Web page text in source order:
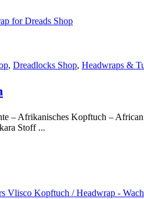
, Dreadlocks Shop, Headwraps &
– Afrikanisches Kopftuch –
Stoff ...